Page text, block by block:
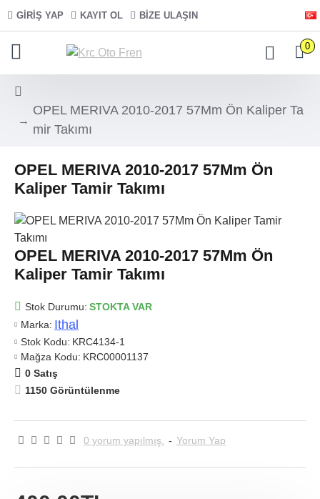
GIRIŞ YAP KAYIT OL BIZE ULAŞIN
0
OPEL MERIVA 2010-2017 57Mm Ön Kaliper Ta
mir Takımı
OPEL MERIVA 2010-2017 57Mm Ön
Kaliper Tamir Takımı
OPEL MERIVA 2010-2017 57Mm Ön
Kaliper Tamir Takımı
Stok Durumu: STOKTA VAR
Marka: Ithal
Stok Kodu: KRC4134-1
Mağza Kodu: KRC00001137
0 Satış
1150 Görüntülenme
0 yorum yapılmış. - Yorum Yap